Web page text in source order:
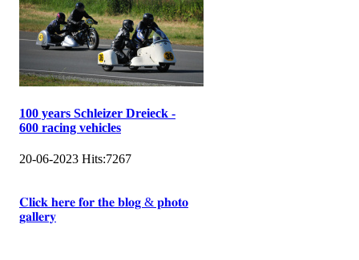
100 years Schleizer Dreieck -
600 racing vehicles
20-06-2023 Hits:7267
𝐂𝐥𝐢𝐜𝐤 𝐡𝐞𝐫𝐞 𝐟𝐨𝐫 𝐭𝐡𝐞 𝐛𝐥𝐨𝐠 & 𝐩𝐡𝐨𝐭𝐨
𝐠𝐚𝐥𝐥𝐞𝐫𝐲